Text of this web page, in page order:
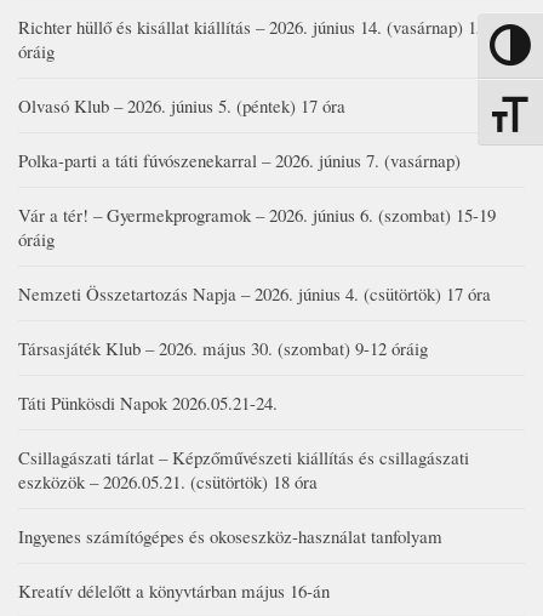
Nagy
Richter hüllő és kisállat kiállítás – 2026. június 14. (vasárnap) 15-17
óráig
Olvasó Klub – 2026. június 5. (péntek) 17 óra
Polka-parti a táti fúvószenekarral – 2026. június 7. (vasárnap)
Vár a tér! – Gyermekprogramok – 2026. június 6. (szombat) 15-19
óráig
Nemzeti Összetartozás Napja – 2026. június 4. (csütörtök) 17 óra
Társasjáték Klub – 2026. május 30. (szombat) 9-12 óráig
Táti Pünkösdi Napok 2026.05.21-24.
Csillagászati tárlat – Képzőművészeti kiállítás és csillagászati
eszközök – 2026.05.21. (csütörtök) 18 óra
Ingyenes számítógépes és okoseszköz-használat tanfolyam
Kreatív délelőtt a könyvtárban május 16-án